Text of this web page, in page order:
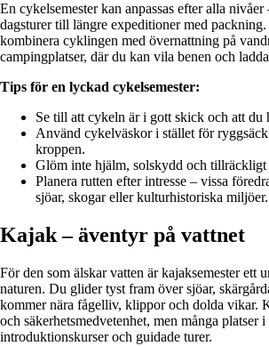
En cykelsemester kan anpassas efter alla
dagsturer till längre expeditioner med
kombinera cyklingen med övernattning på
campingplatser, där du kan vila benen och
Tips för en lyckad cykelsemester:
Se till att cykeln är i gott skick och att du
Använd cykelväskor i stället för
kroppen.
Glöm inte hjälm, solskydd och tillräckligt
Planera rutten efter intresse – vissa
sjöar, skogar eller kulturhistoriska miljöer.
Kajak – äventyr på vattnet
För den som älskar vatten är kajaksemester ett
naturen. Du glider tyst fram över sjöar,
kommer nära fågelliv, klippor och dolda vikar.
och säkerhetsmedvetenhet, men många platser
introduktionskurser och guidade turer.